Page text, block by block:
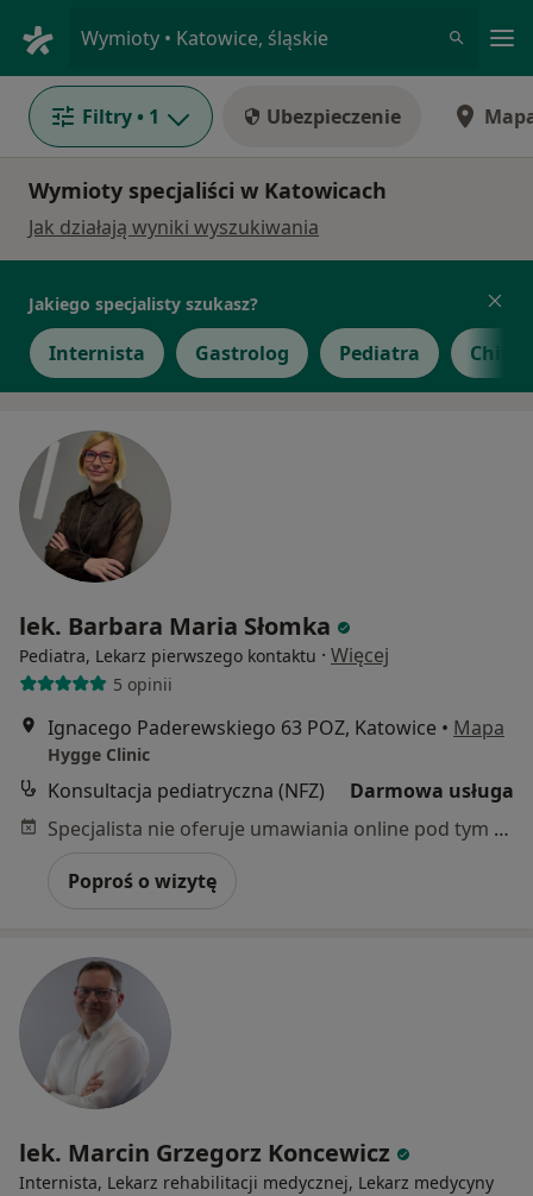
Wymioty • Katowice, śląskie
Filtry • 1 Ubezpieczenie
Wymioty specjaliści w Katowicach
Jak działają wyniki wyszukiwania
Jakiego specjalisty szukasz?
Internista Gastrolog Pediatra
lek. Barbara Maria Słomka
Pediatra, Lekarz pierwszego kontaktu · Więcej
5 opinii
Ignacego Paderewskiego 63 POZ, Katowice • Mapa
Hygge Clinic
Konsultacja pediatryczna (NFZ)
Darmowa usługa
Specjalista nie oferuje umawiania online pod tym adresem.
Poproś o wizytę
lek. Marcin Grzegorz Koncewicz
Internista, Lekarz rehabilitacji medycznej, Lekarz medycyny